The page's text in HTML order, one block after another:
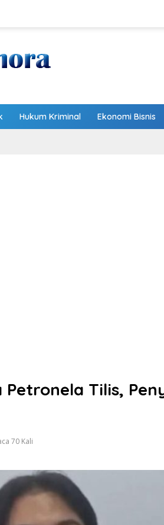
Hukum Kriminal Ekonomi Bisnis
Petronela Tilis,
70 Kali